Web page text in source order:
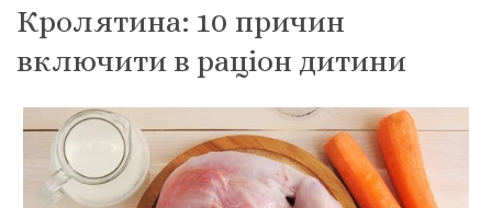
Кролятина: 10 причин
включити в раціон дитини